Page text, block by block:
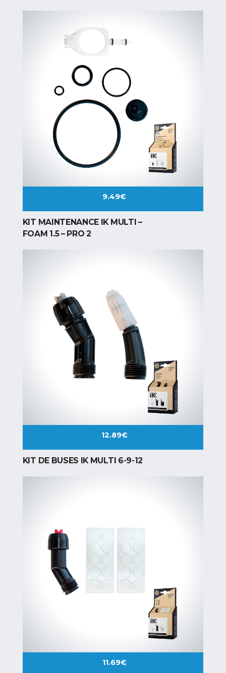
9.49€
KIT MAINTENANCE IK MULTI –
FOAM 1.5 – PRO 2
12.89€
KIT DE BUSES IK MULTI 6-9-12
11.69€